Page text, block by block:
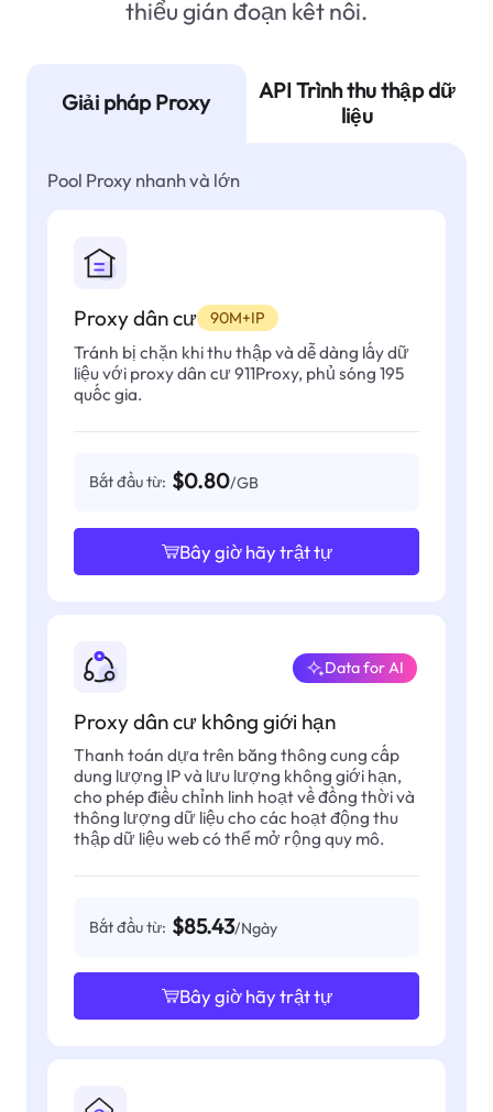
thiểu gián đoạn kết nối.
Giải pháp Proxy
API Trình thu thập dữ
liệu
Pool Proxy nhanh và lớn
Proxy dân cư 90M+IP
Tránh bị chặn khi thu thập và dễ dàng lấy dữ
liệu với proxy dân cư 911Proxy, phủ sóng 195
quốc gia.
Bắt đầu từ: $0.80/GB
Bây giờ hãy trật tự
Proxy dân cư không giới hạn
Data for AI
Thanh toán dựa trên băng thông cung cấp
dung lượng IP và lưu lượng không giới hạn,
cho phép điều chỉnh linh hoạt về đồng thời và
thông lượng dữ liệu cho các hoạt động thu
thập dữ liệu web có thể mở rộng quy mô.
Bắt đầu từ: $85.43/Ngày
Bây giờ hãy trật tự